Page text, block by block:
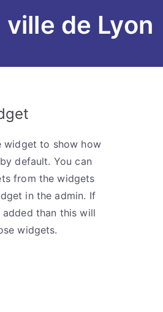
de Lyon
widget to show how
default. You can
from the widgets
in the admin. If
than this will
widgets.